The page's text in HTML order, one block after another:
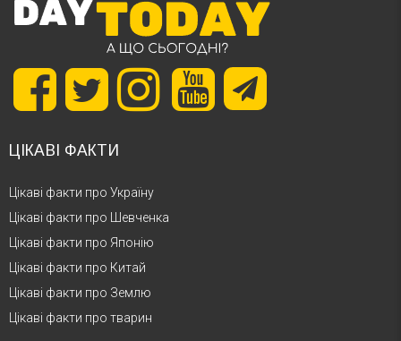
ЦІКАВІ ФАКТИ
Цікаві факти про Україну
Цікаві факти про Шевченка
Цікаві факти про Японію
Цікаві факти про Китай
Цікаві факти про Землю
Цікаві факти про тварин